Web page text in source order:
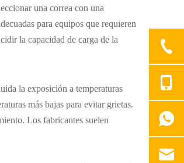
una correa con una
para equipos que requieren
la capacidad de carga de la
la exposición a temperaturas
más bajas para evitar grietas.
Los fabricantes suelen